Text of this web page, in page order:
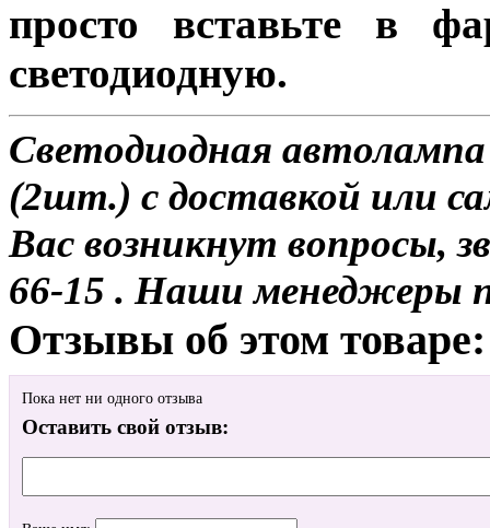
просто вставьте в
светодиодную.
Светодиодная
(2шт.) с доставкой или
Вас возникнут вопросы,
66-15 . Наши менеджеры
Отзывы об этом товаре:
Пока нет ни одного отзыва
Оставить свой отзыв: